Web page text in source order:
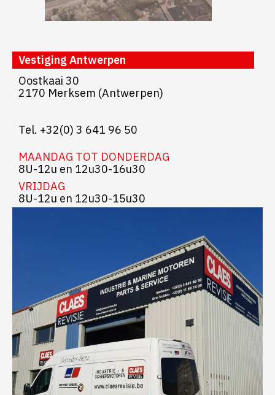
Vestiging Antwerpen
Oostkaai 30
2170 Merksem (Antwerpen)
Tel. +32(0) 3 641 96 50
MAANDAG TOT DONDERDAG
8U-12u en 12u30-16u30
VRIJDAG
8U-12u en 12u30-15u30